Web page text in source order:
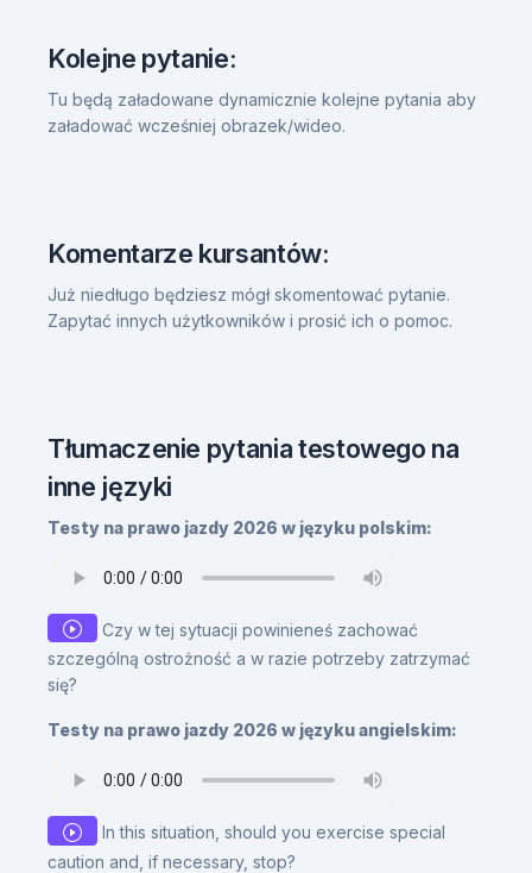
Kolejne pytanie:
Tu będą załadowane dynamicznie kolejne pytania aby
załadować wcześniej obrazek/wideo.
Komentarze kursantów:
Już niedługo będziesz mógł skomentować pytanie.
Zapytać innych użytkowników i prosić ich o pomoc.
Tłumaczenie pytania testowego na
inne języki
Testy na prawo jazdy 2026 w języku polskim:
Czy w tej sytuacji powinieneś zachować
szczególną ostrożność a w razie potrzeby zatrzymać
się?
Testy na prawo jazdy 2026 w języku angielskim:
In this situation, should you exercise special
caution and, if necessary, stop?